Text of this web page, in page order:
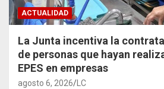
ACTUALIDAD
La Junta incentiva la
de personas que hayan
EPES en empresas
agosto 6, 2026 LC